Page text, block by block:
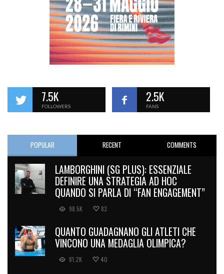
7.5K
FOLLOWERS
2.5K
FANS
POPULAR RECENT COMMENTS
LAMBORGHINI (SG PLUS): ESSENZIALE
DEFINIRE UNA STRATEGIA AD HOC
QUANDO SI PARLA DI “FAN ENGAGEMENT”
98.5K 83
QUANTO GUADAGNANO GLI ATLETI CHE
VINCONO UNA MEDAGLIA OLIMPICA?
81.2K 40